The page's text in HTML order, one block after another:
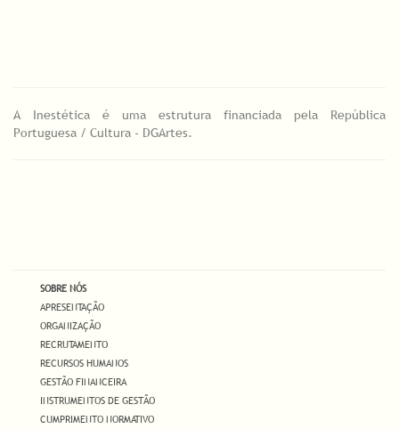
A Inestética é uma estrutura financiada pela República
Portuguesa / Cultura - DGArtes.
SOBRE NÓS
APRESENTAÇÃO
ORGANIZAÇÃO
RECRUTAMENTO
RECURSOS HUMANOS
GESTÃO FINANCEIRA
INSTRUMENTOS DE GESTÃO
CUMPRIMENTO NORMATIVO